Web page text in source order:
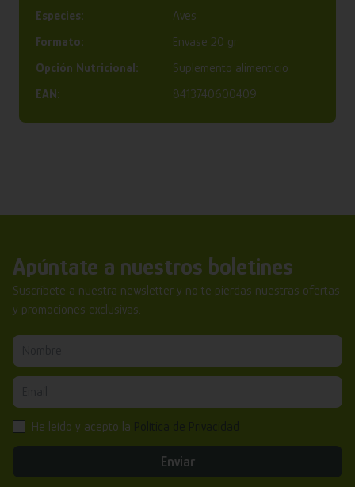
Especies:
Aves
Formato:
Envase 20 gr
Opción Nutricional:
Suplemento alimenticio
EAN:
8413740600409
Apúntate a nuestros boletines
Suscríbete a nuestra newsletter y no te pierdas nuestras ofertas
y promociones exclusivas.
He leído y acepto la
Enviar